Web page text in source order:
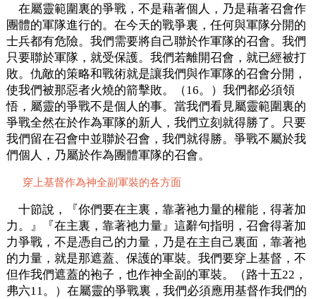
在屬靈範圍裏的爭戰，不是藉著個人，乃是藉著召會作
團體的軍隊進行的。在今天的戰爭裏，任何與軍隊分開的
士兵都有危險。我們需要將自己聯於作軍隊的召會。我們
只要聯於軍隊，就受保護。我們若離開召會，就已經被打
敗。仇敵的策略和戰術就是讓我們與作軍隊的召會分開，
使我們被那惡者火燒的箭擊敗。（16。）我們都必須領
悟，屬靈的爭戰不是個人的事。當我們看見屬靈範圍裏的
爭戰全然在於作為軍隊的新人，我們立刻就得勝了。只要
我們留在召會中並聯於召會，我們就得勝。爭戰不屬於我
們個人，乃屬於作為團體軍隊的召會。
穿上基督作為神全副軍裝的各方面
十節說，『你們要在主裏，靠著祂力量的權能，得著加
力。』『在主裏，靠著祂力量』這辭句指明，召會得著加
力爭戰，不是憑自己的力量，乃是在主自己裏面，靠著祂
的力量，就是那遮蓋、保護的軍裝。我們要穿上基督，不
但作我們遮蓋的袍子，也作神全副的軍裝。（路十五22，
弗六11。）在屬靈的爭戰裏，我們必須應用基督作我們的